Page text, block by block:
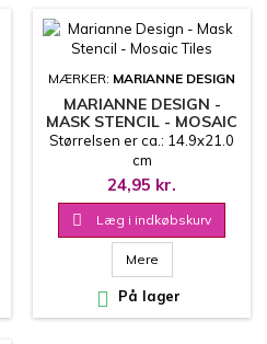
MÆRKER: MARIANNE DESIGN
MARIANNE DESIGN -
MASK STENCIL - MOSAIC
TILES
Størrelsen er ca.: 14.9x21.0
cm
24,95 kr.
 Læg i indkøbskurv
Mere
 På lager